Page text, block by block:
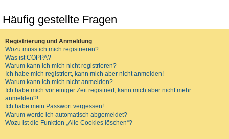
Häufig gestellte Fragen
Registrierung und Anmeldung
Wozu muss ich mich registrieren?
Was ist COPPA?
Warum kann ich mich nicht registrieren?
Ich habe mich registriert, kann mich aber nicht anmelden!
Warum kann ich mich nicht anmelden?
Ich habe mich vor einiger Zeit registriert, kann mich aber nicht mehr
anmelden?!
Ich habe mein Passwort vergessen!
Warum werde ich automatisch abgemeldet?
Wozu ist die Funktion „Alle Cookies löschen“?